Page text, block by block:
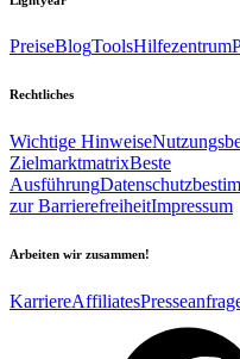
PreiseBlogToolsHilfezentrum
Rechtliches
Wichtige Hinweise
ZielmarktmatrixBeste
Ausführung
zur BarrierefreiheitImpressum
Arbeiten wir zusammen!
KarriereAffiliates